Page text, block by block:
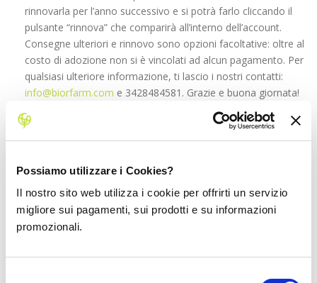
Possiamo utilizzare i Cookies?
Il nostro sito web utilizza i cookie per offrirti un servizio
migliore sui pagamenti, sui prodotti e su informazioni
promozionali.
rinnovarla per l’anno successivo e si potrà farlo cliccando il
pulsante “rinnova” che comparirà all’interno dell’account.
Consegne ulteriori e rinnovo sono opzioni facoltative: oltre al
costo di adozione non si è vincolati ad alcun pagamento. Per
qualsiasi ulteriore informazione, ti lascio i nostri contatti:
info@biorfarm.com e 3428484581. Grazie e buona giornata!
I don’t think the title of your article matches the content lol. Just
kidding, mainly because I had some doubts after reading the